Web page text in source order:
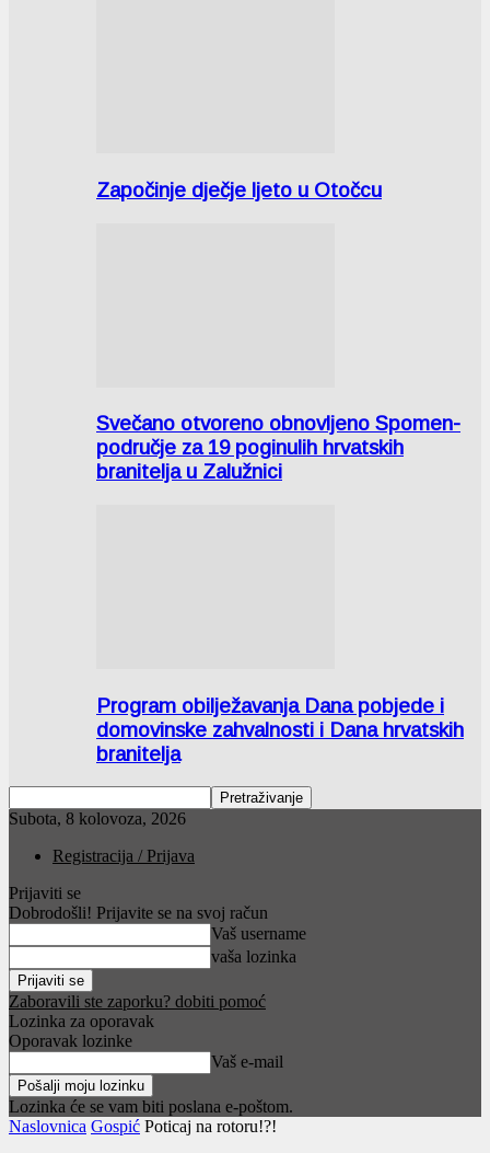
Započinje dječje ljeto u Otočcu
Svečano otvoreno obnovljeno Spomen-
područje za 19 poginulih hrvatskih
branitelja u Zalužnici
Program obilježavanja Dana pobjede i
domovinske zahvalnosti i Dana hrvatskih
branitelja
Subota, 8 kolovoza, 2026
Registracija / Prijava
Prijaviti se
Dobrodošli! Prijavite se na svoj račun
Vaš username
vaša lozinka
Zaboravili ste zaporku? dobiti pomoć
Lozinka za oporavak
Oporavak lozinke
Vaš e-mail
Lozinka će se vam biti poslana e-poštom.
Naslovnica Gospić Poticaj na rotoru!?!